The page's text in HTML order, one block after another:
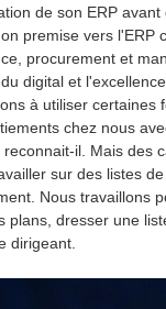
de son ERP
premise vers l'ERP
procurement et
digital et
à utiliser certaines
chez nous
reconnait-il. Mais des
sur des listes
Nous travaillons
plans, dresser une
dirigeant.